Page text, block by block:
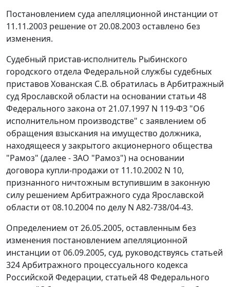
Постановлением суда апелляционной инстанции от
11.11.2003 решение от 20.08.2003 оставлено без
изменения.
Судебный пристав-исполнитель Рыбинского
городского отдела Федеральной службы судебных
приставов Хованская С.В. обратилась в Арбитражный
суд Ярославской области на основании статьи 48
Федерального закона от 21.07.1997 N 119-ФЗ "Об
исполнительном производстве" с заявлением об
обращения взыскания на имущество должника,
находящееся у закрытого акционерного общества
"Рамоз" (далее - ЗАО "Рамоз") на основании
договора купли-продажи от 11.10.2002 N 10,
признанного ничтожным вступившим в законную
силу решением Арбитражного суда Ярославской
области от 08.10.2004 по делу N А82-738/04-43.
Определением от 26.05.2005, оставленным без
изменения постановлением апелляционной
инстанции от 06.09.2005, суд, руководствуясь статьей
324Арбитражного процессуального кодекса
Российской Федерации, статьей 48Федерального